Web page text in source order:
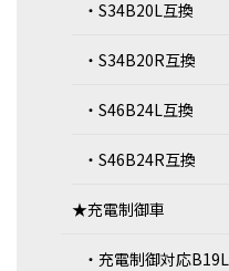
・S34B20L互換
・S34B20R互換
・S46B24L互換
・S46B24R互換
★充電制御車
・充電制御対応B19L